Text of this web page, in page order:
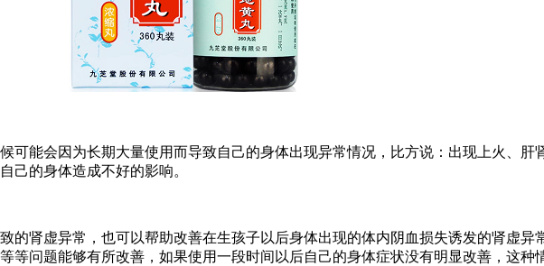
可能会因为长期大量使用而导致自己的身体出现异常情况，比方说：出现上火、肝
己的身体造成不好的影响。
的肾虚异常，也可以帮助改善在生孩子以后身体出现的体内阴血损失诱发的肾虚异
等问题能够有所改善，如果使用一段时间以后自己的身体症状没有明显改善，这种